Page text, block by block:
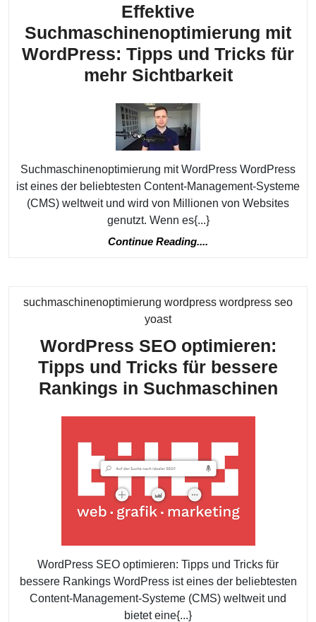
Effektive
Suchmaschinenoptimierung mit
WordPress: Tipps und Tricks für
mehr SichtbarkeitEffektive
und
Tricks
Suchmaschinenoptimierung mit WordPress WordPress
ist eines der beliebtesten Content-Management-Systeme
(CMS) weltweit und wird von Millionen von Websites
genutzt. Wenn es{...}
Continue Reading....
suchmaschinenoptimierung wordpress wordpress seo
yoastKategorie
WordPress SEO optimieren:
Tipps und Tricks für bessere
Rankings in Suchmaschinen
in
WordPress SEO optimieren: Tipps und Tricks für
bessere Rankings WordPress ist eines der beliebtesten
Content-Management-Systeme (CMS) weltweit und
bietet eine{...}